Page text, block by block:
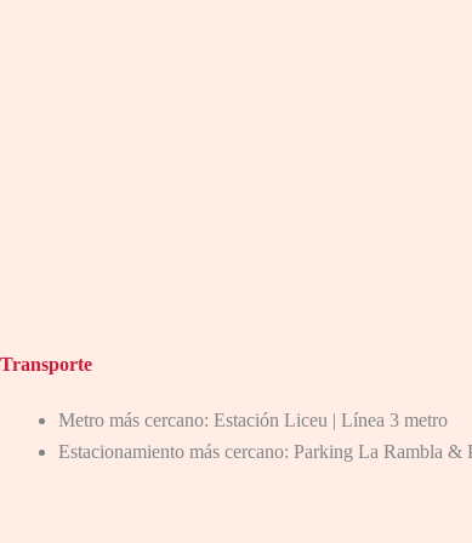
Transporte
Metro más cercano: Estación Liceu | Línea 3 metro
Estacionamiento más cercano: Parking La Rambla